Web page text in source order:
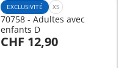
EXCLUSIVITÉ XS
70758 - Adultes avec
enfants D
CHF 12,90